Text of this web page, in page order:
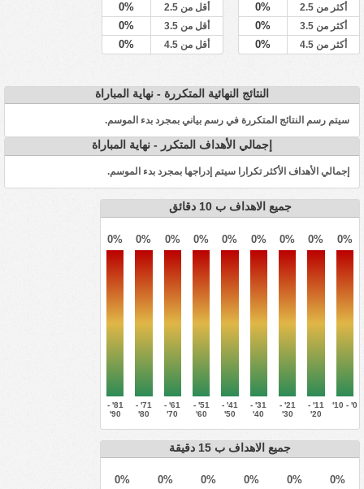
أكثر من 2.5 0%
أكثر من 3.5 0%
أكثر من 4.5 0%
أقل من 2.5 0%
أقل من 3.5 0%
أقل من 4.5 0%
النتائج النهائية المتكررة - نهاية المباراة
سيتم رسم النتائج المتكررة في رسم بياني بمجرد بدء الموسم.
إجمالي الأهداف المتكرر - نهاية المباراة
إجمالي الأهداف الأكثر تكرارا سيتم إدراجها بمجرد بدء الموسم.
جميع الاهداف ب 10 دقائق
0% 0% 0% 0% 0% 0% 0% 0% 0%
81' -
90'
71' -
80'
61' -
70'
51' -
60'
41' -
50'
31' -
40'
21' -
30'
11' -
20'
0' - 10'
جميع الاهداف ب 15 دقيقة
0% 0% 0% 0% 0% 0%